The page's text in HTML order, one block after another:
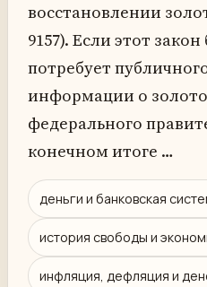
восстановлении
9157). Если этот
потребует
информации о
федерального
конечном итоге …
деньги и банковская
история свободы и
инфляция, дефляция и